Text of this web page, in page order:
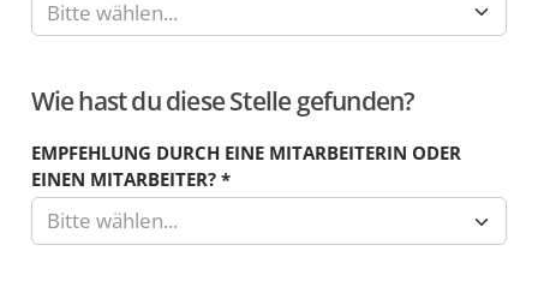
den
zwei
Feldern
kannst
du
die
Währung
Bitte wählen...
Wie hast du diese Stelle gefunden?
EMPFEHLUNG DURCH EINE MITARBEITERIN ODER
EINEN MITARBEITER? *
Bitte wählen...